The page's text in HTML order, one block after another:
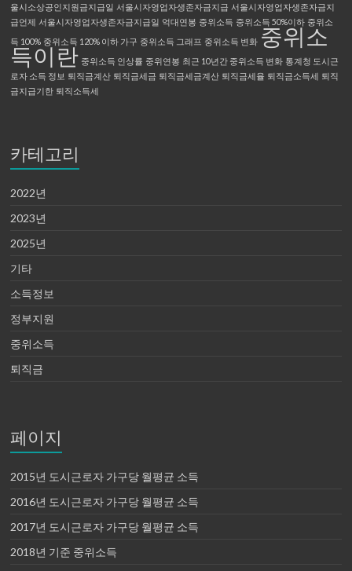
울시소상공인지원금지급일 서울시자영업자생존자금지급 서울시자영업자생존자금지
급언제 서울시자영업자생존자금지급일 억대연봉 중위소득 중위소득 50%이하 중위소
득 100% 중위소득 120% 이하 가구 중위소득 그래프 중위소득 변화 중위소
득이란 중위소득 인상률 중위연봉 최근 10년간 중위소득 변화 통계청 도시근
로자 소득 정보 퇴직금계산 퇴직금세금 퇴직금세금계산 퇴직금세율 퇴직금소득세 퇴직
금지급기한 퇴직소득세
카테고리
2022년
2023년
2025년
기타
소득정보
정부지원
중위소득
퇴직금
페이지
2015년 도시근로자 가구당 월평균 소득
2016년 도시근로자 가구당 월평균 소득
2017년 도시근로자 가구당 월평균 소득
2018년 기준 중위소득